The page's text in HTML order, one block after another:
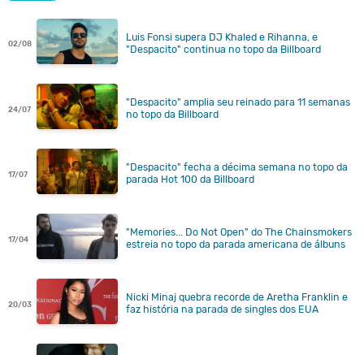
02/08
Luis Fonsi supera DJ Khaled e Rihanna, e
"Despacito" continua no topo da Billboard
24/07
"Despacito" amplia seu reinado para 11 semanas
no topo da Billboard
17/07
"Despacito" fecha a décima semana no topo da
parada Hot 100 da Billboard
17/04
"Memories... Do Not Open" do The Chainsmokers
estreia no topo da parada americana de álbuns
20/03
Nicki Minaj quebra recorde de Aretha Franklin e
faz história na parada de singles dos EUA